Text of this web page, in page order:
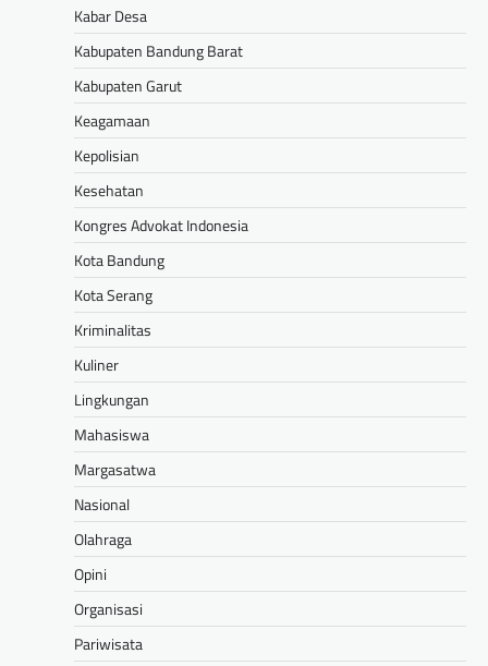
Kabar Desa
Kabupaten Bandung Barat
Kabupaten Garut
Keagamaan
Kepolisian
Kesehatan
Kongres Advokat Indonesia
Kota Bandung
Kota Serang
Kriminalitas
Kuliner
Lingkungan
Mahasiswa
Margasatwa
Nasional
Olahraga
Opini
Organisasi
Pariwisata